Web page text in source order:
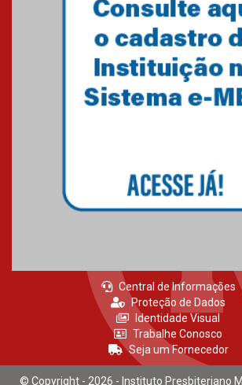
Amigos do IPCB
24.03.2026
Central de Informações
Proteção de Dados
Identidade Visual
Trabalhe Conosco
Seja um Fornecedor
© Copyright - 2026 - Instituto Presbiteriano